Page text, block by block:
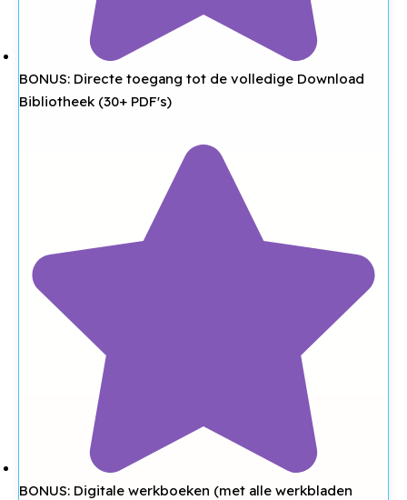
BONUS: Directe toegang tot de volledige Download
Bibliotheek (30+ PDF's)
BONUS: Digitale werkboeken (met alle werkbladen